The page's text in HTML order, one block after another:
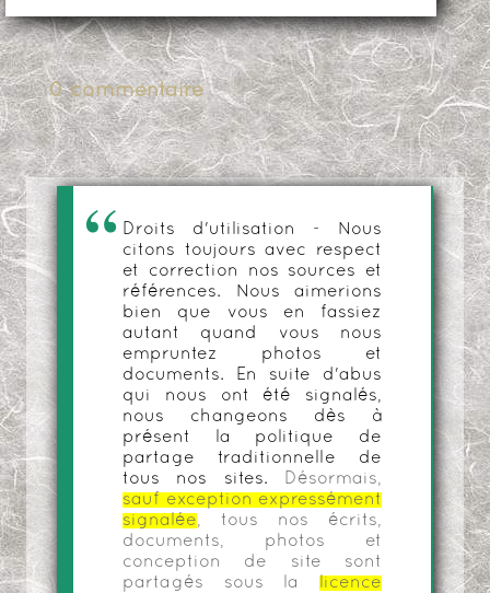
0 commentaire
Droits d'utilisation - Nous
citons toujours avec respect
et correction nos sources et
références. Nous aimerions
bien que vous en fassiez
autant quand vous nous
empruntez photos et
documents. En suite d'abus
qui nous ont été signalés,
nous changeons dès à
présent la politique de
partage traditionnelle de
tous nos sites.
Désormais,
sauf exception expressément
signalée, tous nos écrits,
documents, photos et
conception de site sont
partagés sous la
licence